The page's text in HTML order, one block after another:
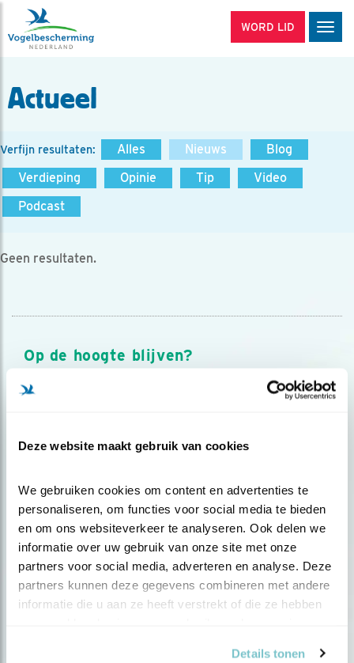
Deze website maakt gebruik van cookies
We gebruiken cookies om content en advertenties te
personaliseren, om functies voor social media te bieden
en om ons websiteverkeer te analyseren. Ook delen we
informatie over uw gebruik van onze site met onze
partners voor social media, adverteren en analyse. Deze
partners kunnen deze gegevens combineren met andere
informatie die u aan ze heeft verstrekt of die ze hebben
Details tonen
WORD LID
Actueel
Verfijn resultaten: Alles Nieuws
Blog
Verdieping
Opinie Tip
Video
Podcast
Geen resultaten.
Op de hoogte blijven?
Meld je aan en ontvang nieuws, inspiratie, acties en tips
over vogels en activiteiten van Vogelbescherming.